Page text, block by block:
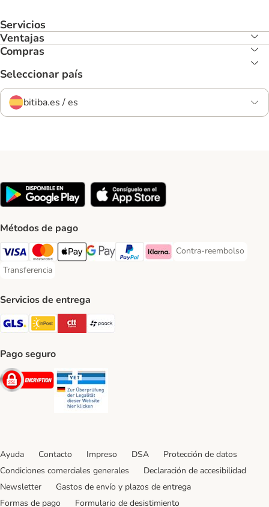
Servicios
Ventajas
Compras
Seleccionar país
bitiba.es / es
Métodos de pago
Visa Payment Method
Mastercard Payment Method
Apple Pay Payment Method
Google Pay Payment Method
PayPal Payment Method
Klarna Payment Method
Contra-reembolso
Contra-reembolso
Transferencia
Transferencia Payment Method
Servicios de entrega
GLS Shipping Method
InPost Shipping Method
CTTExpress Shipping Method
paack Shipping Method
Pago seguro
Security
Ayuda Contacto Impreso DSA
Protección de datos
Condiciones comerciales generales
Declaración de accesibilidad
Newsletter
Gastos de envío y plazos de entrega
Formas de pago
Formulario de desistimiento